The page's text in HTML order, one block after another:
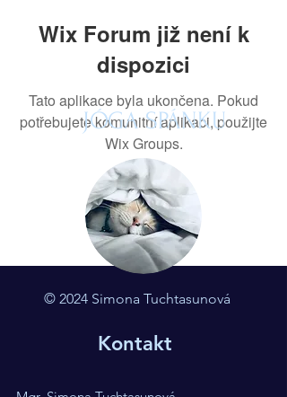
Wix Forum již není k
dispozici
Tato aplikace byla ukončena. Pokud
potřebujete komunitní aplikaci, použijte
Wix Groups.
JÓGA SPÁNKU
© 2024 Simona Tuchtasunová
Kontakt